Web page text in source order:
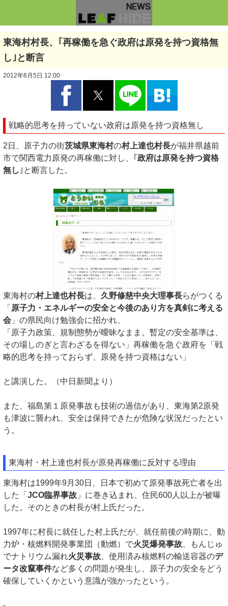
東海村村長、｢再稼働を急ぐ政府は原発を持つ資格無
し｣と断言
2012年6月5日 12:00
戦略的思考を持っていない政府は原発を持つ資格無し
2日、原子力の街茨城県東海村の村上達也村長が福井県越前
市で関西電力原発の再稼働に対し、｢ 政府は原発を持つ資格
無し ｣と断言した。
東海村の村上達也村長は、 久野修慈中央大理事長らがつくる
「 原子力・エネルギーの安全と今後のあり方を真剣に考える
会 」の県民向け勉強会に招かれ、
「原子力政策、規制態勢が曖昧なまま。暫定の安全基準は、
その場しのぎと言わざるを得ない」再稼働を急ぐ政府を「戦
略的思考を持っておらず、原発を持つ資格はない」
と講演した。（中日新聞より）
また、福島第１原発事故も技術の過信があり、東海第2原発
も津波に襲われ、安全は保持できたが危険な状況だったとい
う。
東海村・村上達也村長が原発再稼働に反対する理由
東海村は1999年9月30日、日本で初めて原発事故死亡者を出
した「 JCO臨界事故 」に巻き込まれ、住民600人以上が被曝
した。そのときの村長が村上氏だった。
1997年に村長に就任した村上氏だが、就任前後の時期に、動
力炉・核燃料開発事業団（動燃）で火災爆発事故 、もんじゅ
でナトリウム漏れ火災事故 、使用済み核燃料の輸送容器のデ
ータ改竄事件など多くの問題が発生し、原子力の安全をどう
確保していくかという意識が強かったという。